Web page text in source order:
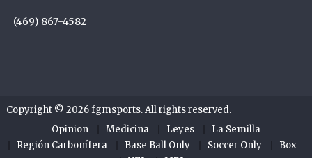
(469) 867-4582
Copyright © 2026fgmsports. All rights reserved.
Opinion
Medicina Leyes
La Semilla
Región Carbonífera
Base Ball Only Soccer Only
Box